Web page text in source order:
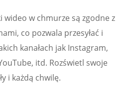
w chmurze są zgodne z
co pozwala przesyłać i
kanałach jak Instagram,
itd. Rozświetl swoje
i każdą chwilę.